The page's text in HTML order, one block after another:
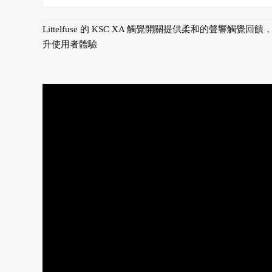
Littelfuse 的 KSC XA 觸覺開關提供柔和的聲響觸覺回饋
升使用者體驗